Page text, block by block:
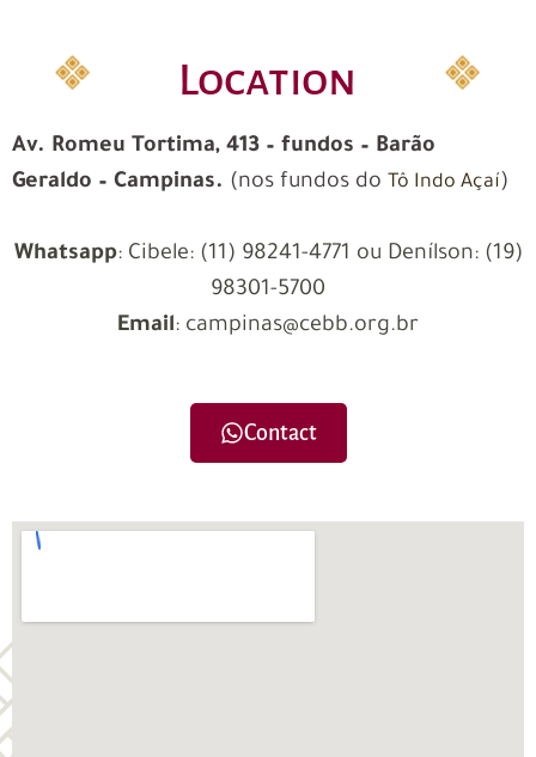
Location
Av. Romeu Tortima, 413 – fundos – Barão
Geraldo – Campinas. (nos fundos do Tô Indo Açaí )
Whatsapp: Cibele: (11) 98241-4771 ou Denílson: (19)
98301-5700
Email: campinas@cebb.org.br
Contact